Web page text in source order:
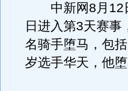
中新网8月12日
日进入第3天赛
名骑手堕马，包
岁选手华天，他